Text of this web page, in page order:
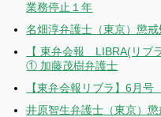
業務停止１年
名畑淳弁護士（東京）懲
【 東弁会報 LIBRA(リブ
① 加藤茂樹弁護士
【東弁会報リブラ】6月
井原智生弁護士（東京）